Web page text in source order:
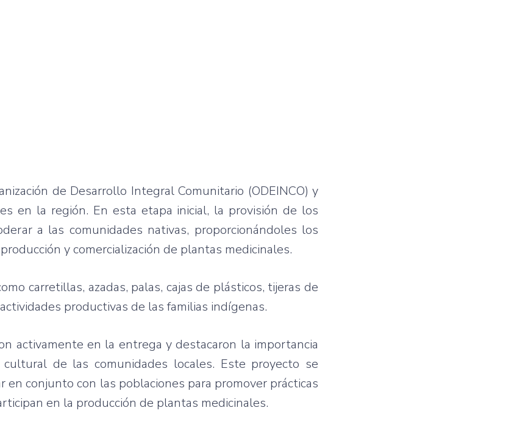
de Desarrollo Integral Comunitario (ODEINCO) y
en la región. En esta etapa inicial, la provisión de los
a las comunidades nativas, proporcionándoles los
y comercialización de plantas medicinales.
carretillas, azadas, palas, cajas de plásticos, tijeras de
productivas de las familias indígenas.
activamente en la entrega y destacaron la importancia
de las comunidades locales. Este proyecto se
conjunto con las poblaciones para promover prácticas
en la producción de plantas medicinales.